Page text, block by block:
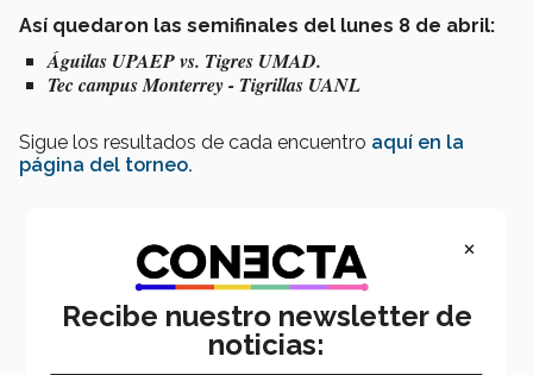
Así quedaron las semifinales del lunes 8 de abril:
Águilas UPAEP vs. Tigres UMAD.
Tec campus Monterrey - Tigrillas UANL
Sigue los resultados de cada encuentro aquí en la
página del torneo.
×
Recibe nuestro newsletter de
noticias: